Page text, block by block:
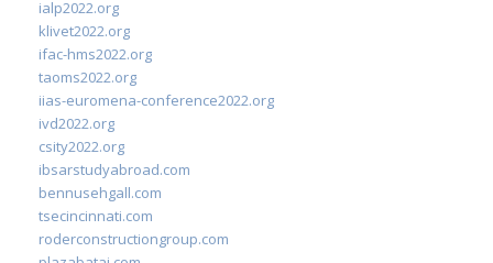
ialp2022.org
klivet2022.org
ifac-hms2022.org
taoms2022.org
iias-euromena-conference2022.org
ivd2022.org
csity2022.org
ibsarstudyabroad.com
bennusehgall.com
tsecincinnati.com
roderconstructiongroup.com